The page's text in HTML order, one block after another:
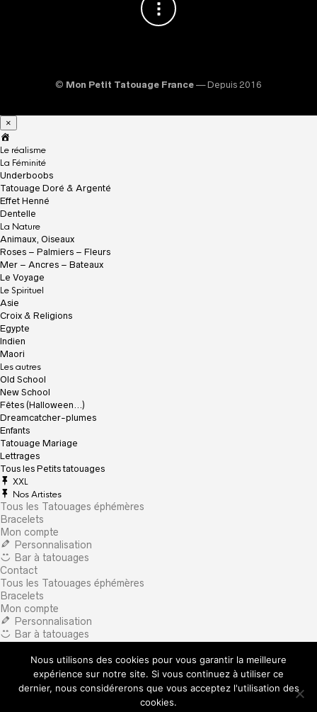
© Mon Petit Tatouage France — Depuis 2016
×
c
c
u
e
i
l
Le réalisme
La Féminité
Underboobs
Tatouage Doré & Argenté
Effet Henné
Dentelle
La Nature
Animaux, Oiseaux
Roses – Palmiers – Fleurs
Mer – Ancres – Bateaux
Le Voyage
Le Spirituel
Asie
Croix & Religions
Egypte
Indien
Maori
Les autres
Old School
New School
Fêtes (Halloween…)
Dreamcatcher-plumes
Enfants
Tatouage Mariage
Lettrages
Tous les Petits tatouages
XXL
Nos Artistes
Tous les Tatouages éphémères
Bracelets
Mon compte
Personnalisation
Bar à tatouages
Contact
Tous les Tatouages éphémères
Bracelets
Mon compte
Personnalisation
Bar à tatouages
What are you looking for?
Nous utilisons des cookies pour vous garantir la meilleure
expérience sur notre site. Si vous continuez à utiliser ce
dernier, nous considérerons que vous acceptez l'utilisation des
cookies.